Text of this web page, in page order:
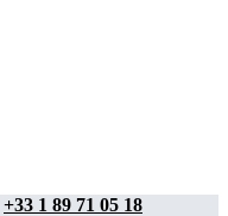
+33 1 89 71 05 18